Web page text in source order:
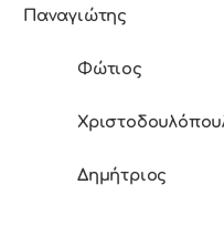
Παναγιώτης
Φώτιος
Δημήτριος